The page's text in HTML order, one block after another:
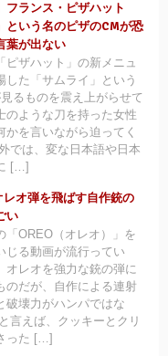
フランス・ピザハット
という名のピザのCMが恐
葉が出ない
ピザハット」の新メニュ
した「サムライ」という
るものを震え上がらせて
のような刀を持った女性
かを言いながら迫ってく
では、変な日本語や日本
[…]
レオ弾を飛ばす自作銃の
い
「OREO（オレオ）」を
じる動画が流行ってい
オレオを強力な銃の弾に
のだが、自作による連射
破壊力がハンパではな
言えば、クッキーとクリ
った […]